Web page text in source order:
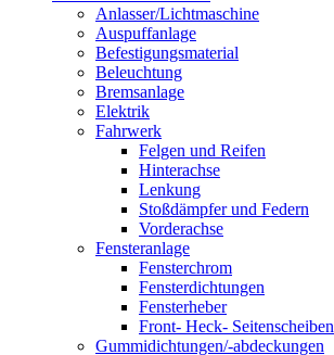
Anlasser/Lichtmaschine
Auspuffanlage
Befestigungsmaterial
Beleuchtung
Bremsanlage
Elektrik
Fahrwerk
Felgen und Reifen
Hinterachse
Lenkung
Stoßdämpfer und Federn
Vorderachse
Fensteranlage
Fensterchrom
Fensterdichtungen
Fensterheber
Front- Heck- Seitenscheiben
Gummidichtungen/-abdeckungen